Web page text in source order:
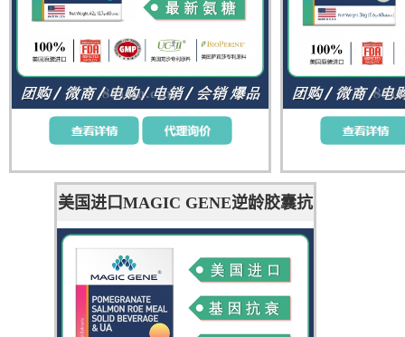
美国进口MAGIC GENE逆龄胶囊抗
衰长寿尿石素A PDRN EGCG UA